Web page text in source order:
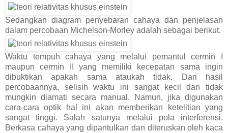
Sedangkan diagram penyebaran cahaya dan penjelasan
dalam percobaan Michelson-Morley adalah sebagai berikut.
Waktu tempuh cahaya yang melalui pemantul cermin I
maupun cermin II yang memiliki kecepatan sama ingin
dibuktikan apakah sama ataukah tidak. Dari hasil
percobaannya, selisih waktu ini sangat kecil dan tidak
mungkin diamati secara manual. Namun, jika digunakan
cara-cara optik hal ini akan memberikan ketelitian yang
sangat tinggi. Salah satunya melalui pola interferensi.
Berkasa cahaya yang dipantulkan dan diteruskan oleh kaca